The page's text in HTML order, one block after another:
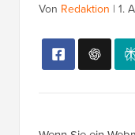
Von Redaktion | 1.